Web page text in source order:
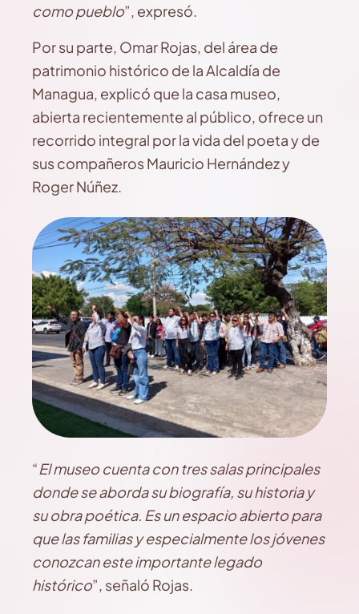
como pueblo”, expresó.
Por su parte, Omar Rojas, del área de
patrimonio histórico de la Alcaldía de
Managua, explicó que la casa museo,
abierta recientemente al público, ofrece un
recorrido integral por la vida del poeta y de
sus compañeros Mauricio Hernández y
Roger Núñez.
“El museo cuenta con tres salas principales
donde se aborda su biografía, su historia y
su obra poética. Es un espacio abierto para
que las familias y especialmente los jóvenes
conozcan este importante legado
histórico”, señaló Rojas.